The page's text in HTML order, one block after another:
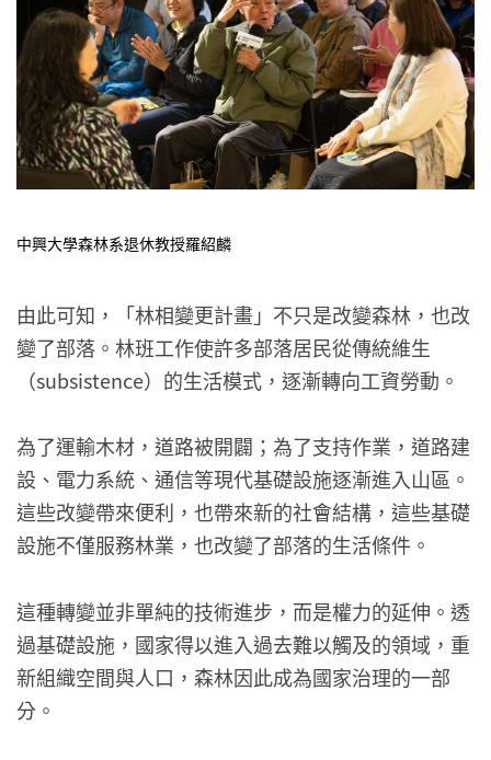
中興大學森林系退休教授羅紹麟
由此可知，「林相變更計畫」不只是改變森林，也改
變了部落。林班工作使許多部落居民從傳統維生
（subsistence）的生活模式，逐漸轉向工資勞動。
為了運輸木材，道路被開闢；為了支持作業，道路建
設、電力系統、通信等現代基礎設施逐漸進入山區。
這些改變帶來便利，也帶來新的社會結構，這些基礎
設施不僅服務林業，也改變了部落的生活條件。
這種轉變並非單純的技術進步，而是權力的延伸。透
過基礎設施，國家得以進入過去難以觸及的領域，重
新組織空間與人口，森林因此成為國家治理的一部
分。